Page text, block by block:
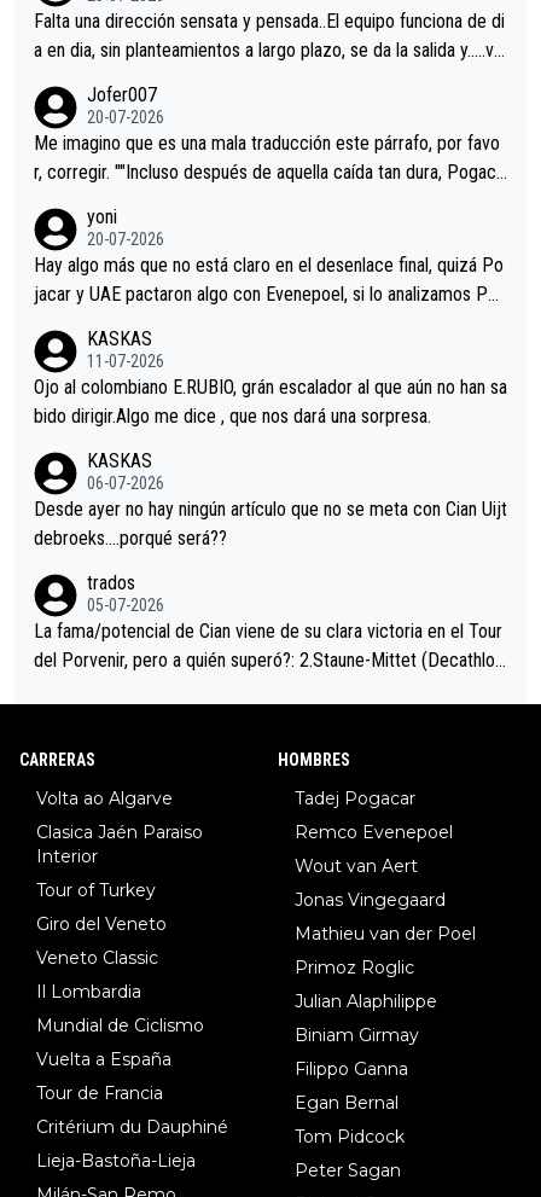
Falta una dirección sensata y pensada..El equipo funciona de di
a en dia, sin planteamientos a largo plazo, se da la salida y…..ve
Minguez, Velez etc etc.Me da pena vivir estos momentos tan
tristes sin victorias.
Jofer007
20-07-2026
Me imagino que es una mala traducción este párrafo, por favo
r, corregir. ""Incluso después de aquella caída tan dura, Pogaca
permaneció pegado a su rueda. Parecía increíble la forma en l
a que era capaz de controlar el miedo", recordó."
yoni
20-07-2026
Hay algo más que no está claro en el desenlace final, quizá Po
jacar y UAE pactaron algo con Evenepoel, si lo analizamos Poj
i sin pedalear, luego está el saludo con Evenepoel dándose la
mano de una manera muy fraternal, más allá de los típicos toqu
es en el hombro con que saludaba a Vingegard. Ahí hubo una in
eta, a ver si por querer poner a Del Toro con calzador en posi
ción de podio UAE y Pojacar se van complicar el tour.
KASKAS
11-07-2026
Ojo al colombiano E.RUBIO, grán escalador al que aún no han sa
bido dirigir.Algo me dice , que nos dará una sorpresa.
KASKAS
06-07-2026
Desde ayer no hay ningún artículo que no se meta con Cian Uijt
debroeks….porqué será??
trados
05-07-2026
La fama/potencial de Cian viene de su clara victoria en el Tour
del Porvenir, pero a quién superó?: 2.Staune-Mittet (Decathlon,
CARRERAS
Volta ao Algarve
Clasica Jaén Paraiso
Interior
Tour of Turkey
Giro del Veneto
Veneto Classic
Il Lombardia
Mundial de Ciclismo
Vuelta a España
Tour de Francia
Critérium du Dauphiné
Lieja-Bastoña-Lieja
HOMBRES
Tadej Pogacar
Remco Evenepoel
Wout van Aert
Jonas Vingegaard
Mathieu van der Poel
Primoz Roglic
Julian Alaphilippe
Biniam Girmay
Filippo Ganna
Egan Bernal
Tom Pidcock
Peter Sagan